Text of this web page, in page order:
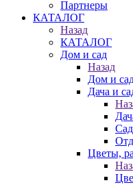
Партнеры
КАТАЛОГ
Назад
КАТАЛОГ
Дом и сад
Назад
Дом и
Дача и
Цветы,